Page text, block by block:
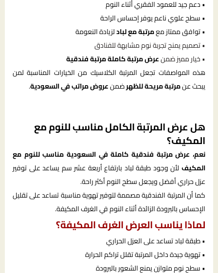
• دعم جيد للعمود الفقري أثناء النوم
• سطح علوي ناعم يوفر إحساس الراحة
• توافق ممتاز معمرتبة مع لبادلزيادة النعومة
• تصميم يمنح تجربة نوم مشابهة للفنادق
• خيار مميز ضمنعرض مرتبة كاملة مرتبة فندقية
هذه المواصفات تجعل المرتبة الكلاسيك من الخيارات المناسبة لمن
يبحث عنمرتبة مريحة للظهرضمنعروض مراتب في السعودية.
هل عرض المرتبة الكامل مناسب للنوم مع
المكيف؟
نعم، عرض مرتبة فندقية كاملة في السعودية مناسب للنوم مع
المكيف لأن وجود طبقة لباد بارتفاع أربعة عشر سم يساعد على توفير
عزل حراري أفضل ويجعل سطح النوم أكثر راحة.
كما أن المرتبة الفندقية مصممة لتوفير تهوية مناسبة تساعد على تقليل
الإحساس بالبرودة الزائدة أثناء النوم في الغرف المكيفة.
لماذا يناسب العرض الغرف المكيفة؟
• طبقة لباد تساعد على العزل الحراري
• تهوية جيدة داخل المرتبة تقلل تراكم الحرارة
• سطح نوم متوازن يمنع الشعور بالبرودة